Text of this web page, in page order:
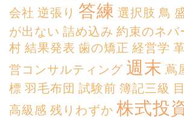
会社 逆張り 答練 選択肢 鳥
が出ない 詰め込み 約束のネバ
村 結果発表 歯の矯正 経営学
営コンサルティング 週末 蔦
標 羽毛布団 試験前 簿記三級
高級感 残りわずか 株式投